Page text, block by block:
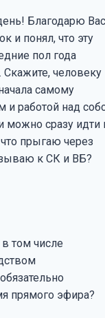
Благодарю Вас
и понял, что эту
пол года
Скажите, человеку
самому
и работой над
можно сразу идти
прыгаю через
к СК и ВБ?
том числе
прямого эфира?